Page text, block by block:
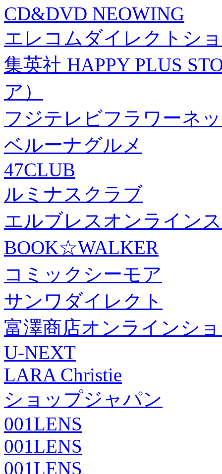
CD&DVD NEOWING
エレコムダイレクトシ
集英社 HAPPY PLUS
ア）
フジテレビフラワーネ
ベルーナグルメ
47CLUB
ルミナスクラブ
エルブレスオンライン
BOOK☆WALKER
コミックシーモア
サンワダイレクト
富澤商店オンラインシ
U-NEXT
LARA Christie
ショップジャパン
001LENS
001LENS
001LENS